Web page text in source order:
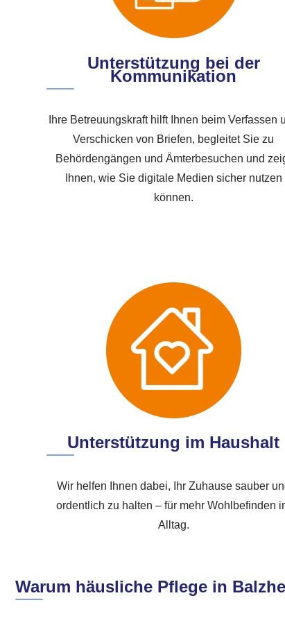
Unterstützung bei der
Kommunikation
Ihre Betreuungskraft hilft Ihnen beim Verfassen
Verschicken von Briefen, begleitet Sie zu
Behördengängen und Ämterbesuchen und
Ihnen, wie Sie digitale Medien sicher nutzen
können.
Unterstützung im Haushalt
Wir helfen Ihnen dabei, Ihr Zuhause sauber
ordentlich zu halten – für mehr Wohlbefinden
Alltag.
Warum häusliche Pflege in